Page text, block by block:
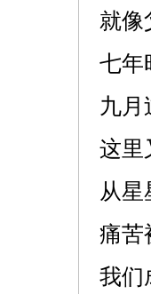
就像
七年
九月
这里
从星
痛苦
我们